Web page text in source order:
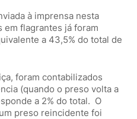
à imprensa nesta
flagrantes já foram
a 43,5% do total de
foram contabilizados
(quando o preso volta a
a 2% do total. O
preso reincidente foi